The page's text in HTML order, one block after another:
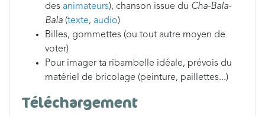
des animateurs), chanson issue du Cha-Bala-
Bala (texte, audio)
Billes, gommettes (ou tout autre moyen de
voter)
Pour imager ta ribambelle idéale, prévois du
matériel de bricolage (peinture, paillettes...)
Téléchargement